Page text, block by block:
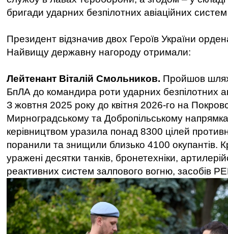
бригади ударних безпілотних авіаційних
Президент відзначив двох Героїв України
Найвищу державну нагороду отримали:
Лейтенант Віталій Смольников. Пройшов
БпЛА до командира роти ударних безпілотних
З жовтня 2025 року до квітня 2026-го на
Мирноградському та Добропільському
керівництвом уразила понад 8300 цілей
поранили та знищили близько 4100 окупантів.
уражені десятки танків, бронетехніки,
реактивних систем залпового вогню, засобів